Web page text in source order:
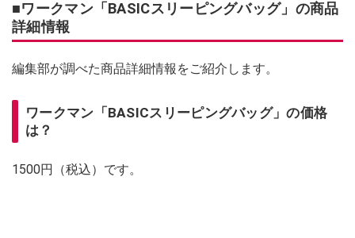
■ワークマン「BASICスリーピングバッグ」の商品
詳細情報
編集部が調べた商品詳細情報をご紹介します。
ワークマン「BASICスリーピングバッグ」の価格
は？
1500円（税込）です。